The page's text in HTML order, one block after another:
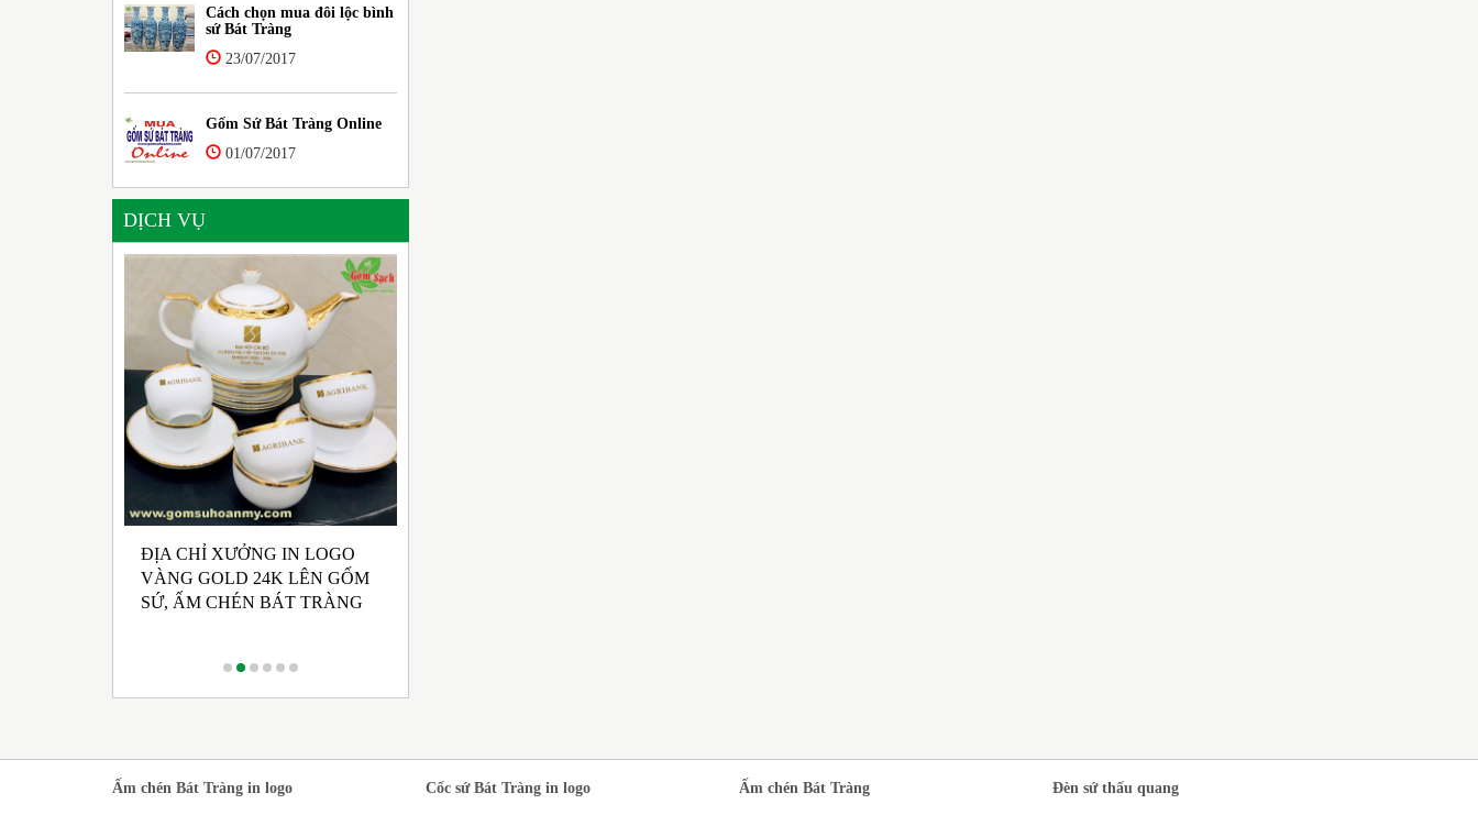
Cách chọn mua đôi lộc bình
sứ Bát Tràng
23/07/2017
Gốm Sứ Bát Tràng Online
01/07/2017
DỊCH VỤ
ĐỊA CHỈ XƯỞNG IN LOGO
VÀNG GOLD 24K LÊN GỐM
SỨ, ẤM CHÉN BÁT TRÀNG
Ấm chén Bát Tràng in logo Cốc sứ Bát Tràng in logo Ấm chén Bát Tràng Đèn sứ thấu quang